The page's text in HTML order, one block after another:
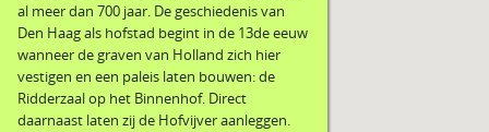
al meer dan 700 jaar. De geschiedenis van
Den Haag als hofstad begint in de 13de eeuw
wanneer de graven van Holland zich hier
vestigen en een paleis laten bouwen: de
Ridderzaal op het Binnenhof. Direct
daarnaast laten zij de Hofvijver aanleggen.